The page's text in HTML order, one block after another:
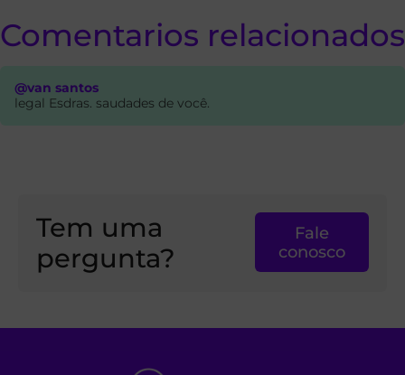
Comentarios relacionados
@van santos
legal Esdras. saudades de você.
Tem uma
pergunta?
Fale
conosco